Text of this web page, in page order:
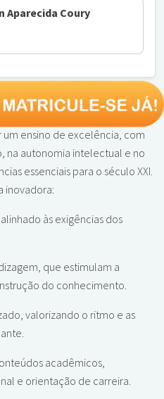
Aparecida Coury
ensino de excelência, com
na autonomia intelectual e no
essenciais para o século XXI.
inovadora:
às exigências dos
que estimulam a
do conhecimento.
valorizando o ritmo e as
acadêmicos,
e orientação de carreira.